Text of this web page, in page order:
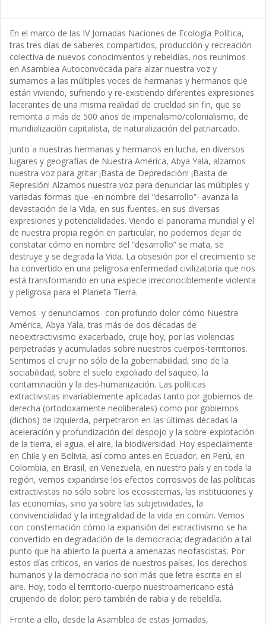
En el marco de las IV Jornadas Naciones de Ecología Política,
tras tres días de saberes compartidos, producción y recreación
colectiva de nuevos conocimientos y rebeldías, nos reunimos
en Asamblea Autoconvocada para alzar nuestra voz y
sumarnos a las múltiples voces de hermanas y hermanos que
están viviendo, sufriendo y re-existiendo diferentes expresiones
lacerantes de una misma realidad de crueldad sin fin, que se
remonta a más de 500 años de imperialismo/colonialismo, de
mundialización capitalista, de naturalización del patriarcado.
Junto a nuestras hermanas y hermanos en lucha, en diversos
lugares y geografías de Nuestra América, Abya Yala, alzamos
nuestra voz para gritar ¡Basta de Depredación! ¡Basta de
Represión! Alzamos nuestra voz para denunciar las múltiples y
variadas formas que -en nombre del “desarrollo”- avanza la
devastación de la Vida, en sus fuentes, en sus diversas
expresiones y potencialidades. Viendo el panorama mundial y el
de nuestra propia región en particular, no podemos dejar de
constatar cómo en nombre del “desarrollo” se mata, se
destruye y se degrada la Vida. La obsesión por el crecimiento se
ha convertido en una peligrosa enfermedad civilizatoria que nos
está transformando en una especie irreconociblemente violenta
y peligrosa para el Planeta Tierra.
Vemos -y denunciamos- con profundo dolor cómo Nuestra
América, Abya Yala, tras más de dos décadas de
neoextractivismo exacerbado, cruje hoy, por las violencias
perpetradas y acumuladas sobre nuestros cuerpos-territorios.
Sentimos el crujir no sólo de la gobernabilidad, sino de la
sociabilidad, sobre el suelo expoliado del saqueo, la
contaminación y la des-humanización. Las políticas
extractivistas invariablemente aplicadas tanto por gobiernos de
derecha (ortodoxamente neoliberales) como por gobiernos
(dichos) de izquierda, perpetraron en las últimas décadas la
aceleración y profundización del despojo y la sobre-explotación
de la tierra, el agua, el aire, la biodiversidad. Hoy especialmente
en Chile y en Bolivia, así como antes en Ecuador, en Perú, en
Colombia, en Brasil, en Venezuela, en nuestro país y en toda la
región, vemos expandirse los efectos corrosivos de las políticas
extractivistas no sólo sobre los ecosistemas, las instituciones y
las economías, sino ya sobre las subjetividades, la
convivencialidad y la integralidad de la vida en común. Vemos
con consternación cómo la expansión del extractivismo se ha
convertido en degradación de la democracia; degradación a tal
punto que ha abierto la puerta a amenazas neofascistas. Por
estos días críticos, en varios de nuestros países, los derechos
humanos y la democracia no son más que letra escrita en el
aire. Hoy, todo el territorio-cuerpo nuestroamericano está
crujiendo de dolor; pero también de rabia y de rebeldía.
Frente a ello, desde la Asamblea de estas Jornadas,